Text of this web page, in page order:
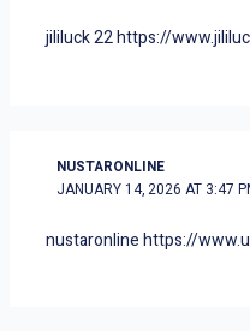
jililuck 22https://
NUSTARONLINE
JANUARY 14, 2026 AT 3:47
nustaronlinehttps://